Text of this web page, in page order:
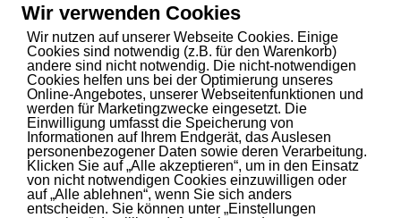
klimafeste und nachhaltige Landwirtschaft
SPANNENDE STORY? INNOVATIVER SERVICE?
Wir bringen Ihren Content auf den Blog.
KontaktierenSie uns.
INITIATOREN UND PARTNER
Wir verwenden Cookies
Wir nutzen auf unserer Webseite Cookies. Einige
Cookies sind notwendig (z.B. für den Warenkorb)
andere sind nicht notwendig. Die nicht-notwendigen
Cookies helfen uns bei der Optimierung unseres
Online-Angebotes, unserer Webseitenfunktionen und
werden für Marketingzwecke eingesetzt. Die
Einwilligung umfasst die Speicherung von
Informationen auf Ihrem Endgerät, das Auslesen
personenbezogener Daten sowie deren Verarbeitung.
Klicken Sie auf „Alle akzeptieren“, um in den Einsatz
von nicht notwendigen Cookies einzuwilligen oder
auf „Alle ablehnen“, wenn Sie sich anders
entscheiden. Sie können unter „Einstellungen